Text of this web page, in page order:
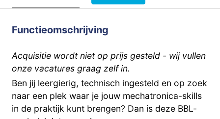
Functieomschrijving
Acquisitie wordt niet op prijs gesteld - wij vullen
onze vacatures graag zelf in.
Ben jij leergierig, technisch ingesteld en op zoek
naar een plek waar je jouw mechatronica-skills
in de praktijk kunt brengen? Dan is deze BBL-